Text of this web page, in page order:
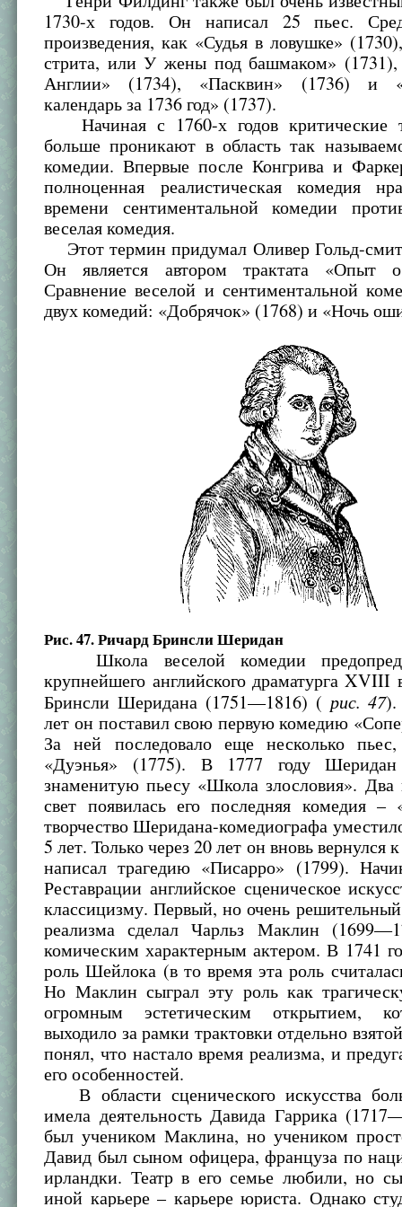
1730-х годов. Он написал 25 пьес.
произведения, как «Судья в ловушке»
стрита, или У жены под башмаком»
Англии» (1734), «Пасквин» (1736) и
календарь за 1736 год» (1737).
Начиная с 1760-х годов критические
больше проникают в область так
комедии. Впервые после Конгрива и
полноценная реалистическая комедия
времени сентиментальной комедии
веселая комедия.
Этот термин придумал Оливер Гольд-
Он является автором трактата «Опыт
Сравнение веселой и сентиментальной
двух комедий: «Добрячок» (1768) и «Ночь
Рис. 47. Ричард Бринсли Шеридан
Школа веселой комедии
крупнейшего английского драматурга XVIII
Бринсли Шеридана (1751—1816) ( рис. 47).
лет он поставил свою первую комедию
За ней последовало еще несколько
«Дуэнья» (1775). В 1777 году
знаменитую пьесу «Школа злословия». Два
свет появилась его последняя комедия –
творчество Шеридана-комедиографа
5 лет. Только через 20 лет он вновь вернулся
написал трагедию «Писарро» (1799).
Реставрации английское сценическое
классицизму. Первый, но очень
реализма сделал Чарльз Маклин
комическим характерным актером. В 1741
роль Шейлока (в то время эта роль
Но Маклин сыграл эту роль как
огромным эстетическим открытием,
выходило за рамки трактовки отдельно
понял, что настало время реализма, и
его особенностей.
В области сценического искусства
имела деятельность Давида Гаррика
был учеником Маклина, но учеником
Давид был сыном офицера, француза по
ирландки. Театр в его семье любили, но
иной карьере – карьере юриста. Однако